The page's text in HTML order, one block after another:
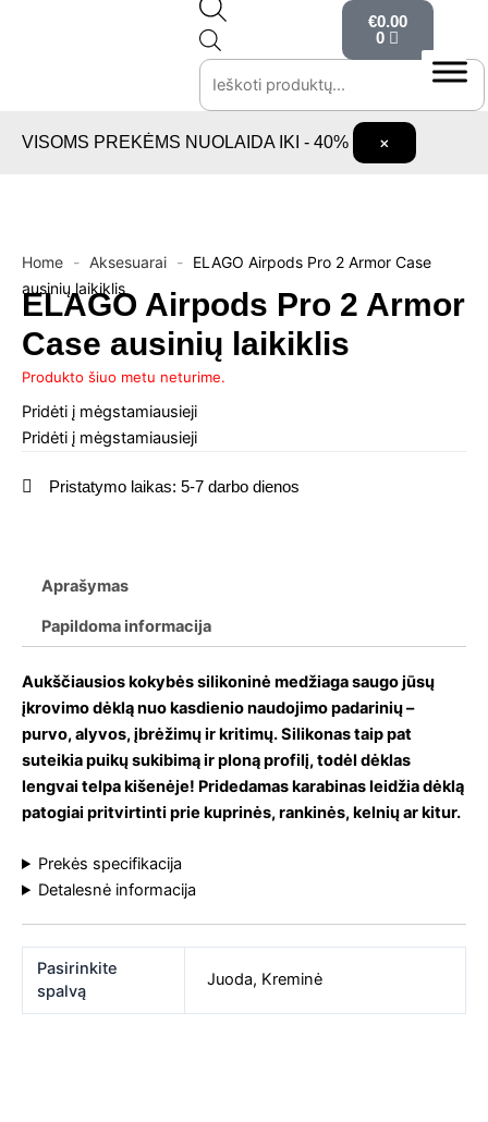
Products
€0.00
0
Cart
VISOMS PREKĖMS NUOLAIDA IKI - 40% ×
Home - Aksesuarai - ELAGO Airpods Pro 2 Armor Case
ausinių laikiklis
ELAGO Airpods Pro 2 Armor
Case ausinių laikiklis
Produkto šiuo metu neturime.
Pridėti į mėgstamiausieji
Pridėti į mėgstamiausieji
Pristatymo laikas: 5-7 darbo dienos
Aprašymas
Papildoma informacija
Aukščiausios kokybės silikoninė medžiaga saugo jūsų
įkrovimo dėklą nuo kasdienio naudojimo padarinių –
purvo, alyvos, įbrėžimų ir kritimų. Silikonas taip pat
suteikia puikų sukibimą ir ploną profilį, todėl dėklas
lengvai telpa kišenėje! Pridedamas karabinas leidžia dėklą
patogiai pritvirtinti prie kuprinės, rankinės, kelnių ar kitur.
Prekės specifikacija
Detalesnė informacija
Pasirinkite
spalvą
Juoda, Kreminė